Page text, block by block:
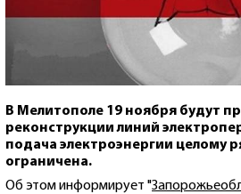
В Мелитополе 19 ноября будут
реконструкции линий
подача электроэнергии целому
ограничена.
Об этом информирует "